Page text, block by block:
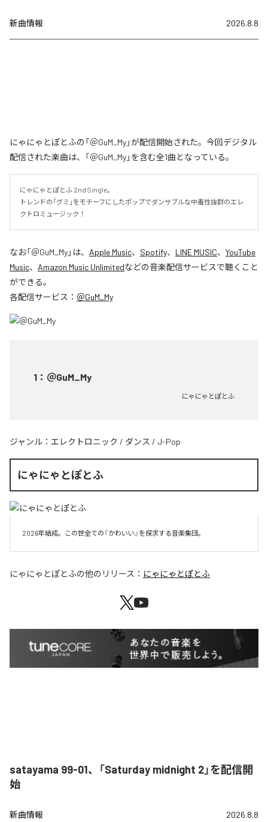
新曲情報 2026.8.8
にゃにゃとぽとふの「＠GuM_My」が配信開始された。今回デジタル
配信された楽曲は、「＠GuM_My」を含む全1曲となっている。
にゃにゃとぽとふ 2nd Single。
トレンドの「グミ」をモチーフにしたポップでダンサブルな中毒性抜群のエレ
クトロミュージック！
なお「＠GuM_My」は、 Apple Music、 Spotify、 LINE MUSIC、 YouTube
Music、 Amazon Music Unlimitedなどの音楽配信サービスで聴くこと
ができる。
各配信サービス： ＠GuM_My
1 ： ＠GuM_My
にゃにゃとぽとふ
ジャンル： エレクトロニック / ダンス / J-Pop
にゃにゃとぽとふ
2026年結成。この世全ての『かわいい』を探求する音楽集団。
にゃにゃとぽとふの他のリリース： にゃにゃとぽとふ
satayama 99-01、「Saturday midnight 2」を配信開
始
新曲情報 2026.8.8